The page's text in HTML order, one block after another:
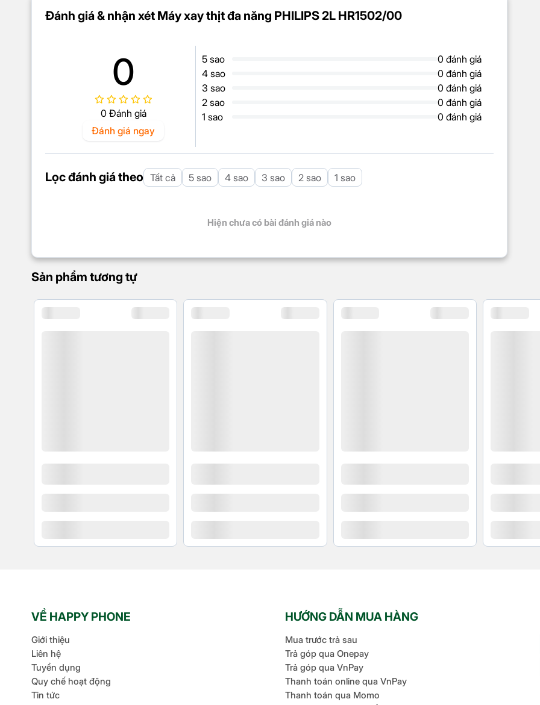
Đánh giá & nhận xét Máy xay thịt đa năng PHILIPS 2L HR1502/00
0
0 Đánh giá
Đánh giá ngay
5 sao
0 đánh giá
4 sao
0 đánh giá
3 sao
0 đánh giá
2 sao
0 đánh giá
1 sao
0 đánh giá
Lọc đánh giá theo Tất cả 5 sao 4 sao 3 sao 2 sao 1 sao
Hiện chưa có bài đánh giá nào
Sản phẩm tương tự
VỀ HAPPY PHONE
Giới thiệu
Liên hệ
Tuyển dụng
Quy chế hoạt động
Tin tức
HƯỚNG DẪN MUA HÀNG
Mua trước trả sau
Trả góp qua Onepay
Trả góp qua VnPay
Thanh toán online qua VnPay
Thanh toán qua Momo